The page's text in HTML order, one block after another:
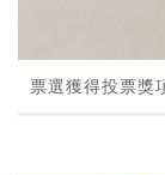
票選獲得投票獎